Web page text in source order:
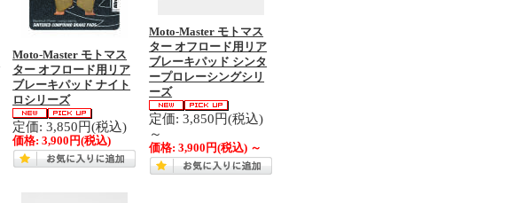
Moto-Master モトマス
ター オフロード用リア
ブレーキパッド ナイト
ロシリーズ
定価: 3,850円(税込)
価格:3,900円(税込)
Moto-Master モトマス
ター オフロード用リア
ブレーキパッド シンタ
ープロレーシングシリ
ーズ
定価: 3,850円(税込)
～
価格:3,900円(税込) ～